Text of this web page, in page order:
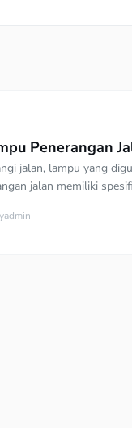
Penerangan
jalan, lampu yang
jalan memiliki
yang umumnya
admin